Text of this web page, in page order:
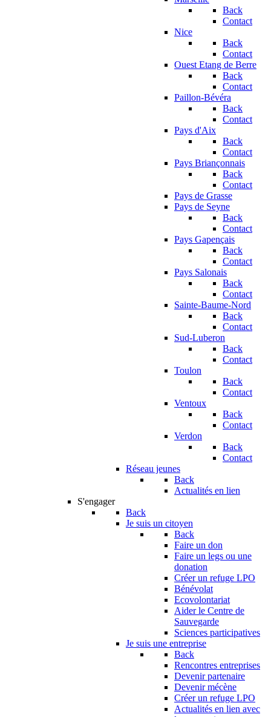
Back
Contact
Nice
Back
Contact
Ouest Etang de Berre
Back
Contact
Paillon-Bévéra
Back
Contact
Pays d'Aix
Back
Contact
Pays Briançonnais
Back
Contact
Pays de Grasse
Pays de Seyne
Back
Contact
Pays Gapençais
Back
Contact
Pays Salonais
Back
Contact
Sainte-Baume-Nord
Back
Contact
Sud-Luberon
Back
Contact
Toulon
Back
Contact
Ventoux
Back
Contact
Verdon
Back
Contact
Réseau jeunes
Back
Actualités en lien
S'engager
Back
Je suis un citoyen
Back
Faire un don
Faire un legs ou une
donation
Créer un refuge LPO
Bénévolat
Ecovolontariat
Aider le Centre de
Sauvegarde
Sciences participatives
Je suis une entreprise
Back
Rencontres entreprises
Devenir partenaire
Devenir mécène
Créer un refuge LPO
Actualités en lien avec